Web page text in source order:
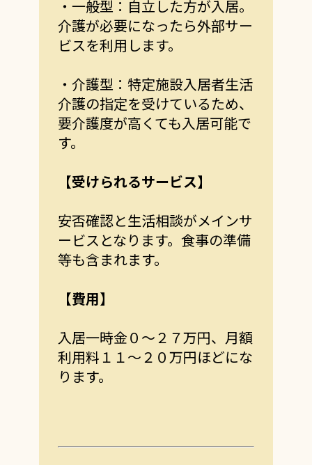
・一般型：自立した方が入居。
介護が必要になったら外部サー
ビスを利用します。
・介護型：特定施設入居者生活
介護の指定を受けているため、
要介護度が高くても入居可能で
す。
【受けられるサービス】
安否確認と生活相談がメインサ
ービスとなります。食事の準備
等も含まれます。
【費用】
入居一時金０～２７万円、月額
利用料１１～２０万円ほどにな
ります。